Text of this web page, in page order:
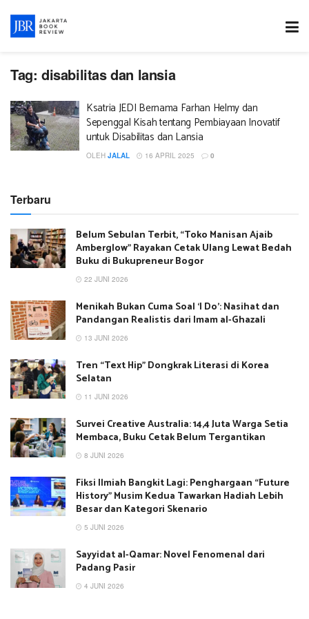
Tag: disabilitas dan lansia
Ksatria JEDI Bernama Farhan Helmy dan
Sepenggal Kisah tentang Pembiayaan Inovatif
untuk Disabilitas dan Lansia
OLEH JALAL 16 APRIL 2025 0
Terbaru
Belum Sebulan Terbit, “Toko Manisan Ajaib
Amberglow” Rayakan Cetak Ulang Lewat Bedah
Buku di Bukupreneur Bogor
22 JUNI 2026
Menikah Bukan Cuma Soal ‘I Do’: Nasihat dan
Pandangan Realistis dari Imam al-Ghazali
13 JUNI 2026
Tren “Text Hip” Dongkrak Literasi di Korea
Selatan
11 JUNI 2026
Survei Creative Australia: 14,4 Juta Warga Setia
Membaca, Buku Cetak Belum Tergantikan
8 JUNI 2026
Fiksi Ilmiah Bangkit Lagi: Penghargaan “Future
History” Musim Kedua Tawarkan Hadiah Lebih
Besar dan Kategori Skenario
5 JUNI 2026
Sayyidat al-Qamar: Novel Fenomenal dari
Padang Pasir
4 JUNI 2026